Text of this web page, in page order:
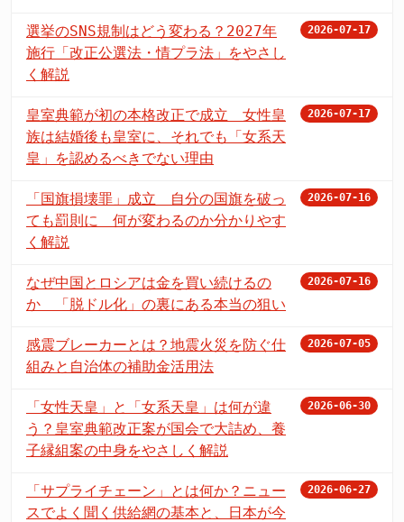
選挙のSNS規制はどう変わる？2027年
施行「改正公選法・情プラ法」をやさし
く解説
2026-07-17
皇室典範が初の本格改正で成立 女性皇
族は結婚後も皇室に、それでも「女系天
皇」を認めるべきでない理由
2026-07-17
「国旗損壊罪」成立 自分の国旗を破っ
ても罰則に 何が変わるのか分かりやす
く解説
2026-07-16
なぜ中国とロシアは金を買い続けるの
か 「脱ドル化」の裏にある本当の狙い
2026-07-16
感震ブレーカーとは？地震火災を防ぐ仕
組みと自治体の補助金活用法
2026-07-05
「女性天皇」と「女系天皇」は何が違
う？皇室典範改正案が国会で大詰め、養
子縁組案の中身をやさしく解説
2026-06-30
「サプライチェーン」とは何か？ニュー
スでよく聞く供給網の基本と、日本が今
2026-06-27